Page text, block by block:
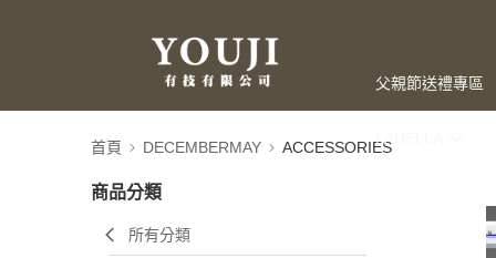
父親節送禮專區
LAHELLA
首頁 DECEMBERMAY ACCESSORIES
商品分類
所有分類